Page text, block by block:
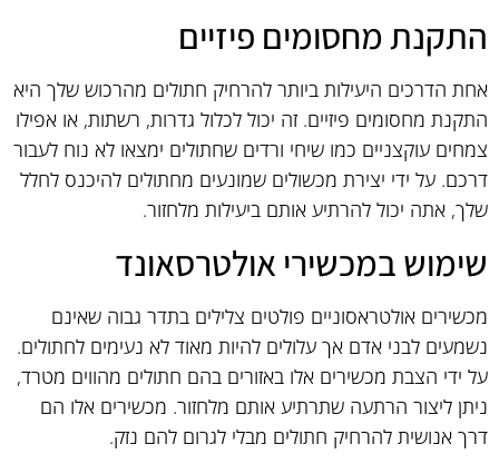
התקנת מחסומים פיזיים
אחת הדרכים היעילות ביותר להרחיק חתולים מהרכוש שלך היא
התקנת מחסומים פיזיים. זה יכול לכלול גדרות, רשתות, או אפילו
צמחים עוקצניים כמו שיחי ורדים שחתולים ימצאו לא נוח לעבור
דרכם. על ידי יצירת מכשולים שמונעים מחתולים להיכנס לחלל
שלך, אתה יכול להרתיע אותם ביעילות מלחזור.
שימוש במכשירי אולטרסאונד
מכשירים אולטראסוניים פולטים צלילים בתדר גבוה שאינם
נשמעים לבני אדם אך עלולים להיות מאוד לא נעימים לחתולים.
על ידי הצבת מכשירים אלו באזורים בהם חתולים מהווים מטרד,
ניתן ליצור הרתעה שתרתיע אותם מלחזור. מכשירים אלו הם
דרך אנושית להרחיק חתולים מבלי לגרום להם נזק.